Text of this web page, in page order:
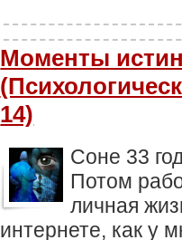
Моменты
14)
Соне 33
Потом
личная
интернете, как у